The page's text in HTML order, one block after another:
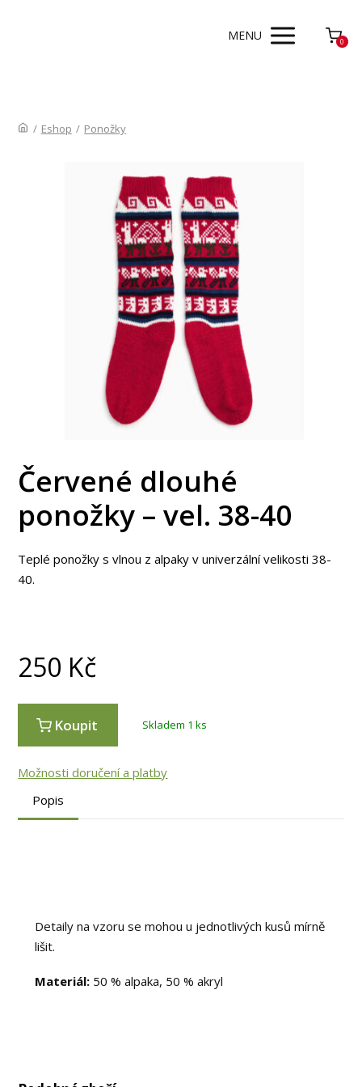
MENU 0
/ Eshop / Ponožky
Červené dlouhé
ponožky – vel. 38-40
Teplé ponožky s vlnou z alpaky v univerzální velikosti 38-
40.
250 Kč
Koupit Skladem 1 ks
Možnosti doručení a platby
Popis
Detaily na vzoru se mohou u jednotlivých kusů mírně
lišit.
Materiál:50 % alpaka, 50 % akryl